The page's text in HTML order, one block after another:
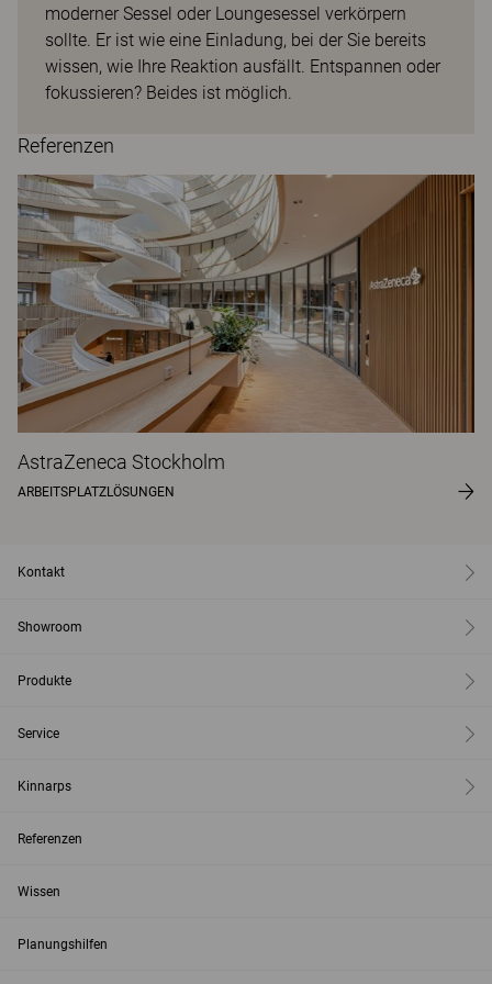
moderner Sessel oder Loungesessel verkörpern
sollte. Er ist wie eine Einladung, bei der Sie bereits
wissen, wie Ihre Reaktion ausfällt. Entspannen oder
fokussieren? Beides ist möglich.
Referenzen
AstraZeneca Stockholm
ARBEITSPLATZLÖSUNGEN
Kontakt
Showroom
Produkte
Service
Kinnarps
Referenzen
Wissen
Planungshilfen